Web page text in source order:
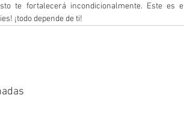
te fortalecerá incondicionalmente. Este es
¡todo depende de ti!